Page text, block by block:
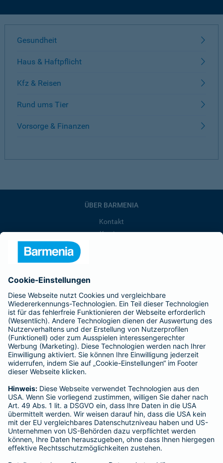
Gesundheit
Haus & Haftpflicht
Kfz & Reisen
Rund ums Tier
Vorsorge & Finanzen
ÜBER BARMENIA
Kontakt
Karriere
Affiliate-Partner werden
Barmenia ist Teil der BarmeniaGothaer
BELIEBTE SEITEN
Kranken-Zusatzversicherung
Tierversicherungen
Haftpflichtversicherung
Hausratversicherung
SERVICE
Adresse ändern
Schaden melden
Kilometerstandsmeldung
Serviceübersicht